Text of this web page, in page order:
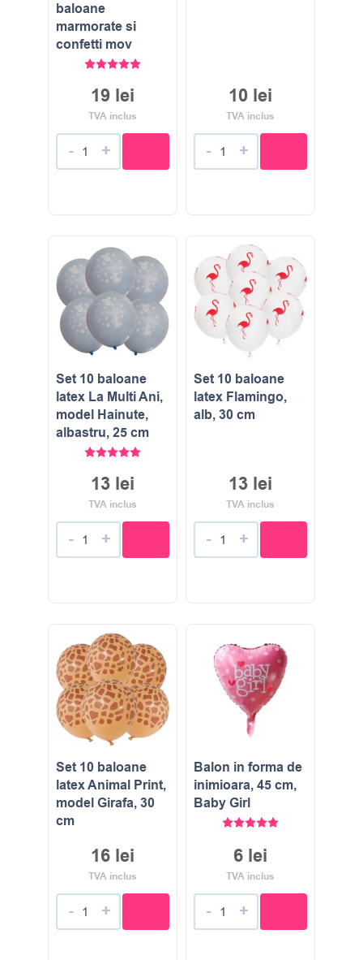
baloane
marmorate si
confetti mov
19 lei
TVA inclus
- +
10 lei
TVA inclus
- +
Set 10 baloane
latex La Multi Ani,
model Hainute,
albastru, 25 cm
13 lei
TVA inclus
- +
Set 10 baloane
latex Flamingo,
alb, 30 cm
13 lei
TVA inclus
- +
Set 10 baloane
latex Animal Print,
model Girafa, 30
cm
16 lei
TVA inclus
- +
Balon in forma de
inimioara, 45 cm,
Baby Girl
6 lei
TVA inclus
- +